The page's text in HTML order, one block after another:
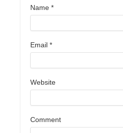
Name *
Email *
Website
Comment